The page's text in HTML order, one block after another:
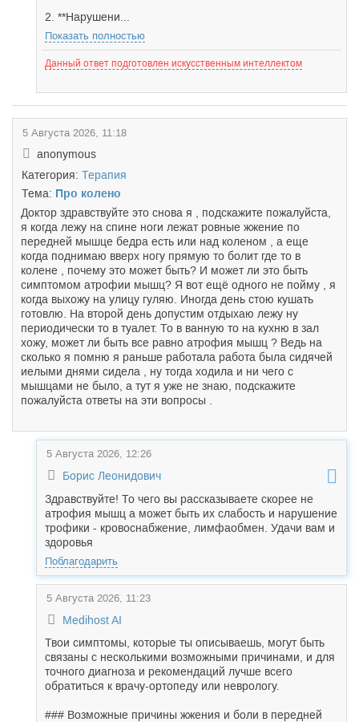
2. **Нарушени...
Показать полностью
Данный ответ подготовлен искусственным интеллектом
5 Августа 2026, 11:18
anonymous
Категория: Терапия
Тема: Про колено
Доктор здравствуйте это снова я , подскажите пожалуйста,
я когда лежу на спине ноги лежат ровные жжение по
передней мышце бедра есть или над коленом , а еще
когда поднимаю вверх ногу прямую то болит где то в
колене , почему это может быть? И может ли это быть
симптомом атрофии мышц? Я вот ещё одного не пойму , я
когда выхожу на улицу гуляю. Иногда день стою кушать
готовлю. На второй день допустим отдыхаю лежу ну
периодически то в туалет. То в ванную то на кухню в зал
хожу, может ли быть все равно атрофия мышц ? Ведь на
сколько я помню я раньше работала работа была сидячей
иелыми днями сидела , ну тогда ходила и ни чего с
мышцами не было, а тут я уже не знаю, подскажите
пожалуйста ответы на эти вопросы .
5 Августа 2026, 12:26
Борис Леонидович
Здравствуйте! То чего вы рассказываете скорее не
атрофия мышц а может быть их слабость и нарушение
трофики - кровоснабжение, лимфаобмен. Удачи вам и
здоровья
Поблагодарить
5 Августа 2026, 11:23
Medihost AI
Твои симптомы, которые ты описываешь, могут быть
связаны с несколькими возможными причинами, и для
точного диагноза и рекомендаций лучше всего
обратиться к врачу-ортопеду или неврологу.
### Возможные причины жжения и боли в передней